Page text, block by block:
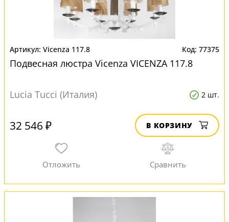
Vicenza 117.8 77375
Подвесная люстра Vicenza VICENZA 117.8
Lucia Tucci (Италия) 2 шт.
32 546 ₽ В КОРЗИНУ